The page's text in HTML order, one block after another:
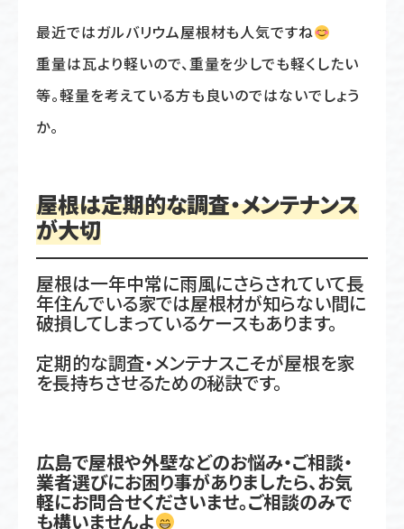
最近ではガルバリウム屋根材も人気ですね
重量は瓦より軽いので、重量を少しでも軽くしたい
等。軽量を考えている方も良いのではないでしょう
か。
屋根は定期的な調査・メンテナンス
が大切
屋根は一年中常に雨風にさらされていて長
年住んでいる家では屋根材が知らない間に
破損してしまっているケースもあります。
定期的な調査・メンテナスこそが屋根を家
を長持ちさせるための秘訣です。
広島で屋根や外壁などのお悩み・ご相談・
業者選びにお困り事がありましたら、お気
軽にお問合せくださいませ。ご相談のみで
も構いませんよ